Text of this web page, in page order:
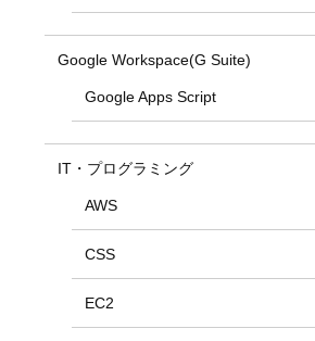
Google Workspace(G Suite)
Google Apps Script
IT・プログラミング
AWS
CSS
EC2